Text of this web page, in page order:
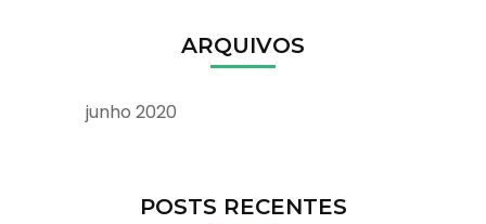
ARQUIVOS
junho 2020
POSTS RECENTES